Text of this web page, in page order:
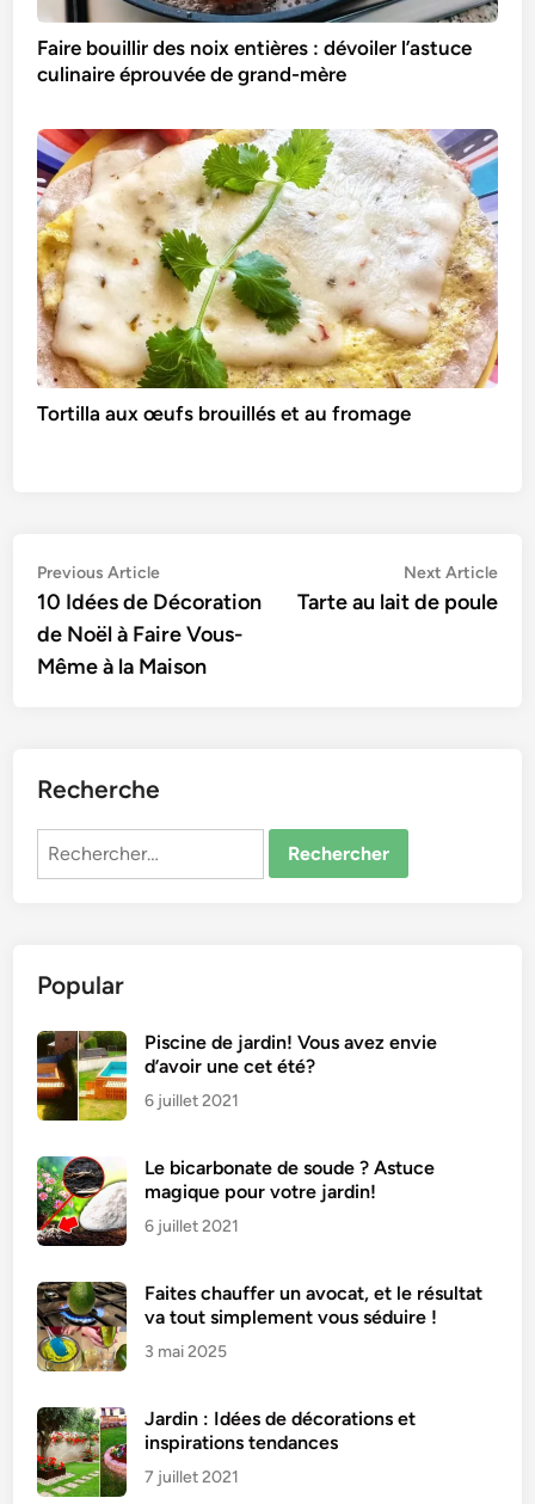
Faire bouillir des noix entières : dévoiler l’astuce
culinaire éprouvée de grand-mère
Tortilla aux œufs brouillés et au fromage
Navigation
de
l’article
Previous ArticlePrevious
article:
10 Idées de Décoration
de Noël à Faire Vous-
Même à la Maison
Next Article
Tarte au lait de poule
Recherche
Rechercher :
Popular
Piscine de jardin! Vous avez envie
d’avoir une cet été?
6 juillet 2021
Le bicarbonate de soude ? Astuce
magique pour votre jardin!
6 juillet 2021
Faites chauffer un avocat, et le résultat
va tout simplement vous séduire !
3 mai 2025
Jardin : Idées de décorations et
inspirations tendances
7 juillet 2021